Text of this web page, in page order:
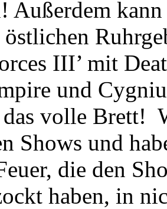
Außerdem
III’ mit
und
volle Brett!
Shows und
die den
haben, in